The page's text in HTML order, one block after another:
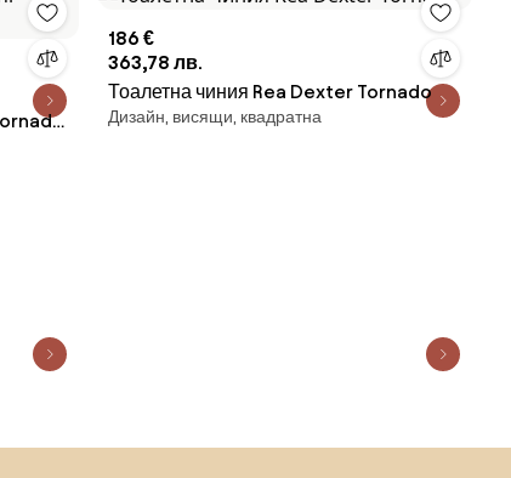
186 €
363,78 лв.
Тоалетна чиния Rea Dexter Tornado
Дизайн, висящи, квадратна